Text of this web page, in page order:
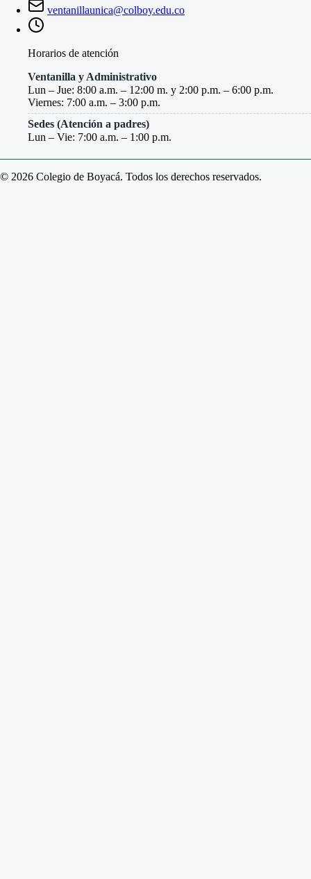
ventanillaunica@colboy.edu.co
Horarios de atención
Ventanilla y Administrativo
Lun – Jue: 8:00 a.m. – 12:00 m. y 2:00 p.m. – 6:00 p.m.
Viernes: 7:00 a.m. – 3:00 p.m.
Sedes (Atención a padres)
Lun – Vie: 7:00 a.m. – 1:00 p.m.
© 2026 Colegio de Boyacá. Todos los derechos reservados.